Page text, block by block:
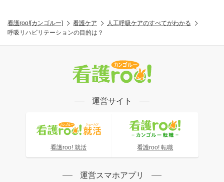
看護roo![カンゴルー] 看護ケア
人工呼吸ケアのすべてがわかる
呼吸リハビリテーションの目的は？
運営サイト
看護roo! 就活 看護roo! 転職
運営スマホアプリ